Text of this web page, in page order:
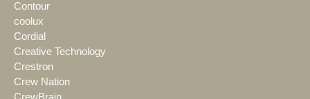
Contour
coolux
Cordial
Creative Technology
Crestron
Crew Nation